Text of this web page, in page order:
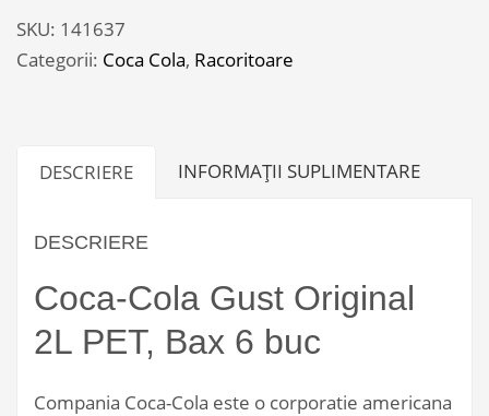
Gust
Original
SKU: 141637
Categorii: Coca Cola, Racoritoare
DESCRIERE INFORMAȚII SUPLIMENTARE
DESCRIERE
Coca-Cola Gust Original
2L PET, Bax 6 buc
Compania Coca-Cola este o corporatie americana